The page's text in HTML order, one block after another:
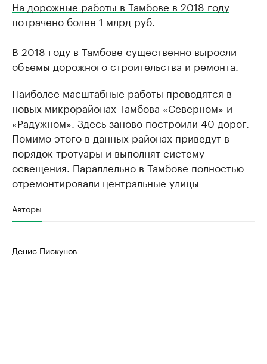
На дорожные работы в Тамбове в 2018 году
потрачено более 1 млрд руб.
В 2018 году в Тамбове существенно выросли
объемы дорожного строительства и ремонта.
Наиболее масштабные работы проводятся в
новых микрорайонах Тамбова «Северном» и
«Радужном». Здесь заново построили 40 дорог.
Помимо этого в данных районах приведут в
порядок тротуары и выполнят систему
освещения. Параллельно в Тамбове полностью
отремонтировали центральные улицы
Авторы
Денис Пискунов